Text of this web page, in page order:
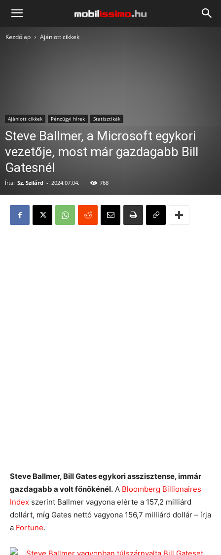
Mobilissimo.hu
Kezdőlap Ajánlott cikkek
Ajánlott cikkek Pénzügyi hírek Statisztikák
Steve Ballmer, a Microsoft egykori
vezetője, most már gazdagabb Bill
Gatesnél
Írta: Sz. Szilárd - 2024.07.04. 768
Steve Ballmer, Bill Gates egykori asszisztense, immár
gazdagabb a volt főnökénél. A Bloomberg Billionaires
Index szerint Ballmer vagyona elérte a 157,2 milliárd
dollárt, míg Gates nettó vagyona 156,7 milliárd dollár – írja
a Fortune.